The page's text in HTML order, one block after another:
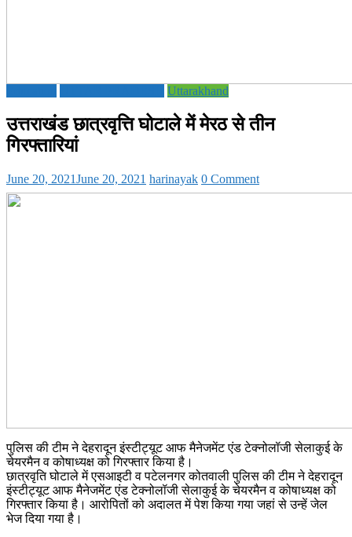
Uttarakhand
उत्तराखंड छात्रवृत्ति घोटाले में मेरठ से तीन
गिरफ्तारियां
June 20, 2021June 20, 2021 harinayak 0 Comment
पुलिस की टीम ने देहरादून इंस्टीट्यूट आफ मैनेजमेंट एंड टेक्नोलॉजी सेलाकुई के
चेयरमैन व कोषाध्यक्ष को गिरफ्तार किया है।
छात्रवृति घोटाले में एसआइटी व पटेलनगर कोतवाली पुलिस की टीम ने देहरादून
इंस्टीट्यूट आफ मैनेजमेंट एंड टेक्नोलॉजी सेलाकुई के चेयरमैन व कोषाध्यक्ष को
गिरफ्तार किया है। आरोपितों को अदालत में पेश किया गया जहां से उन्हें जेल
भेज दिया गया है।